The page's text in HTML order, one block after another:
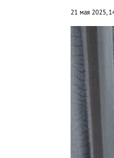
21 мая 2025,